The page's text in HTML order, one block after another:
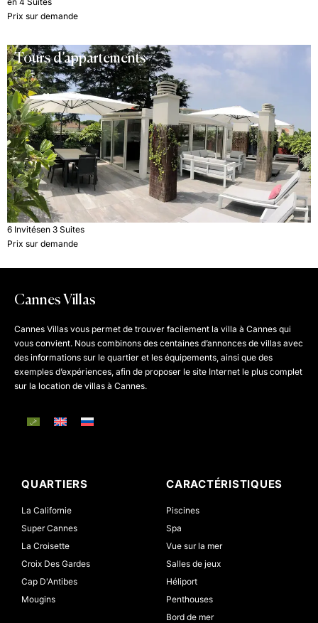
Prix sur demande
Tours d’appartements
6 Invitésen 3 Suites
Prix sur demande
Cannes Villas
Cannes Villas vous permet de trouver facilement la villa à Cannes qui
vous convient. Nous combinons des centaines d’annonces de villas avec
des informations sur le quartier et les équipements, ainsi que des
exemples d’expériences, afin de proposer le site Internet le plus complet
sur la location de villas à Cannes.
QUARTIERS
La Californie
Super Cannes
La Croisette
Croix Des Gardes
Cap D'Antibes
Mougins
CARACTÉRISTIQUES
Piscines
Spa
Vue sur la mer
Salles de jeux
Héliport
Penthouses
Bord de mer